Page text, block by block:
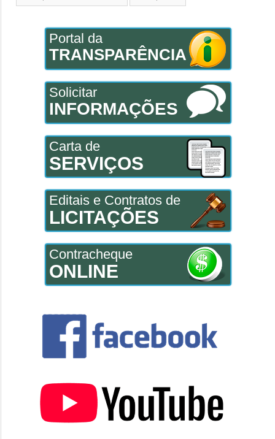
Portal da
TRANSPARÊNCIA
Solicitar
INFORMAÇÕES
Carta de
SERVIÇOS
Editais e Contratos de
LICITAÇÕES
Contracheque
ONLINE